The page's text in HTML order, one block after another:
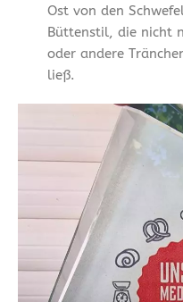
Ost von den
Büttenstil, die nicht
oder andere
ließ.